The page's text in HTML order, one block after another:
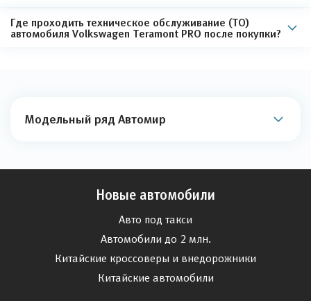
Где проходить техническое обслуживание (ТО)
автомобиля Volkswagen Teramont PRO после покупки?
Модельный ряд Автомир
Новые автомобили
Авто под такси
Автомобили до 2 млн.
Китайские кроссоверы и внедорожники
Китайские автомобили